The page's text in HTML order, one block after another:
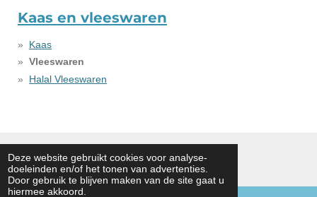
Deze website gebruikt cookies voor analyse-
doeleinden en/of het tonen van advertenties.
Door gebruik te blijven maken van de site gaat u
hiermee akkoord.
Kaas en vleeswaren
Kaas
Vleeswaren
Halal Vleeswaren
Powered byJouwWeb